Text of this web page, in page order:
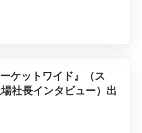
ケットワイド』（ス
社長インタビュー）出